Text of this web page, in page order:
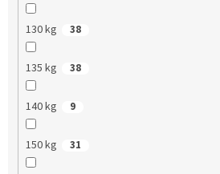
130 kg 38
135 kg 38
140 kg 9
150 kg 31